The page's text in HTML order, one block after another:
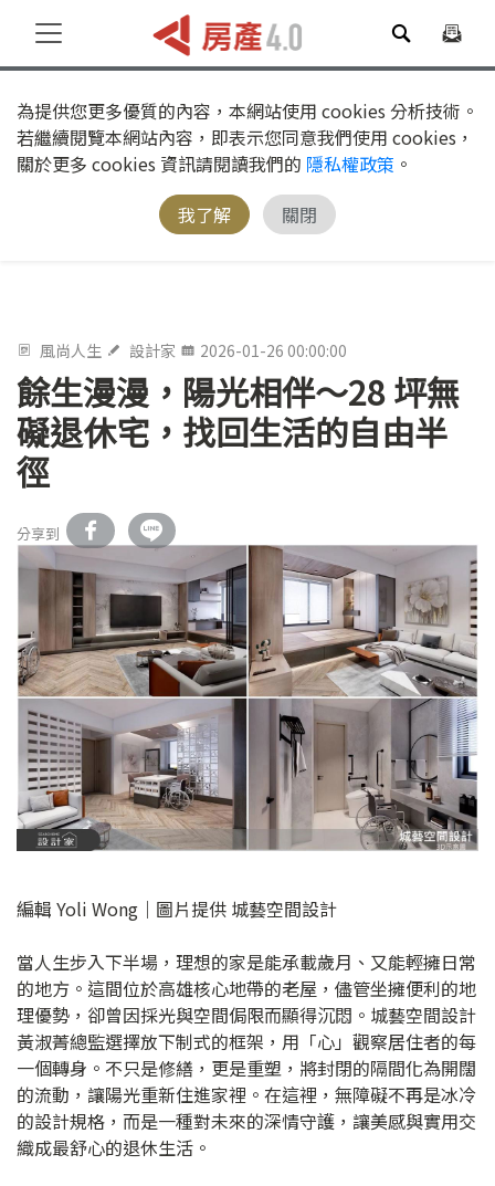
為提供您更多優質的內容，本網站使用 cookies 分析技術。
若繼續閱覽本網站內容，即表示您同意我們使用 cookies，
關於更多 cookies 資訊請閱讀我們的 隱私權政策 。
我了解
關閉
風尚人生 設計家 2026-01-26 00:00:00
餘生漫漫，陽光相伴～28 坪無
礙退休宅，找回生活的自由半
徑
分享到
編輯 Yoli Wong｜圖片提供 城藝空間設計
當人生步入下半場，理想的家是能承載歲月、又能輕擁日常
的地方。這間位於高雄核心地帶的老屋，儘管坐擁便利的地
理優勢，卻曾因採光與空間侷限而顯得沉悶。城藝空間設計
黃淑菁總監選擇放下制式的框架，用「心」觀察居住者的每
一個轉身。不只是修繕，更是重塑，將封閉的隔間化為開闊
的流動，讓陽光重新住進家裡。在這裡，無障礙不再是冰冷
的設計規格，而是一種對未來的深情守護，讓美感與實用交
織成最舒心的退休生活。